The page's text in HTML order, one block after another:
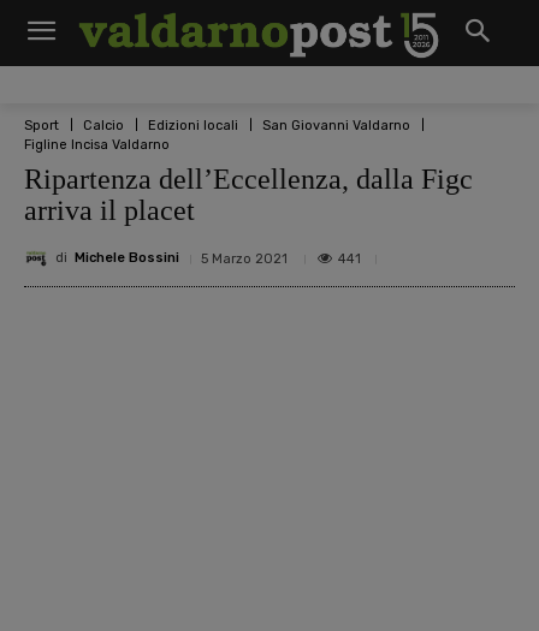
Sport Calcio Edizioni locali
San Giovanni Valdarno
Figline Incisa Valdarno
Ripartenza dell’Eccellenza, dalla Figc
arriva il placet
di Michele Bossini 5 Marzo 2021 441